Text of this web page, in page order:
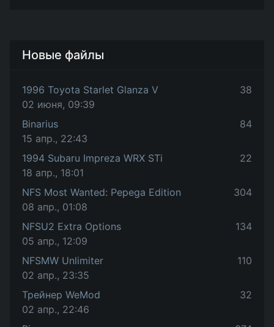
Новые файлы
1996 Toyota Starlet Glanza V
02 июня, 09:39
38
Binarius
15 апр., 22:43
84
1994 Subaru Impreza WRX STi
18 апр., 18:01
22
NFS Most Wanted: Pepega Edition
08 апр., 01:08
304
NFSU2 Extra Options
05 апр., 12:09
134
NFSMW Unlimiter
02 апр., 23:35
110
Трейнер WeMod
02 апр., 22:46
32